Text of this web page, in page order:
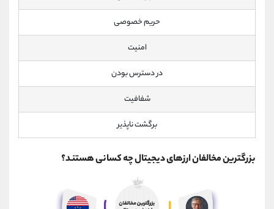
حریم خصوصی
امنیت
در دسترس بودن
شفافیت
برگشت ناپذیر
بزرگترین مخالفان ارزهای دیجیتال چه کسانی هستند؟